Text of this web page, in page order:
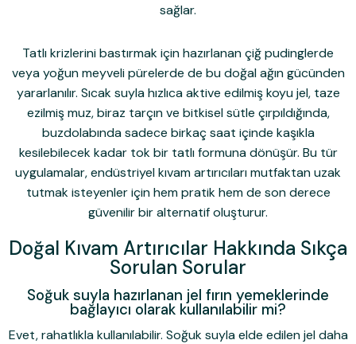
sağlar.
Tatlı krizlerini bastırmak için hazırlanan çiğ pudinglerde
veya yoğun meyveli pürelerde de bu doğal ağın gücünden
yararlanılır. Sıcak suyla hızlıca aktive edilmiş koyu jel, taze
ezilmiş muz, biraz tarçın ve bitkisel sütle çırpıldığında,
buzdolabında sadece birkaç saat içinde kaşıkla
kesilebilecek kadar tok bir tatlı formuna dönüşür. Bu tür
uygulamalar, endüstriyel kıvam artırıcıları mutfaktan uzak
tutmak isteyenler için hem pratik hem de son derece
güvenilir bir alternatif oluşturur.
Doğal Kıvam Artırıcılar Hakkında Sıkça
Sorulan Sorular
Soğuk suyla hazırlanan jel fırın yemeklerinde
bağlayıcı olarak kullanılabilir mi?
Evet, rahatlıkla kullanılabilir. Soğuk suyla elde edilen jel daha